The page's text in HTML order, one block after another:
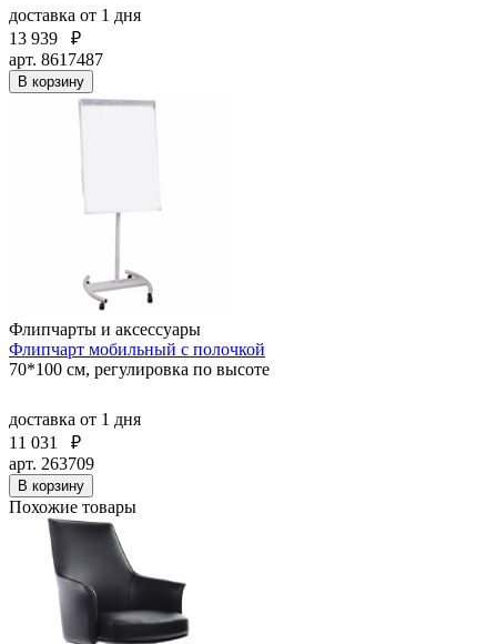
доставка от 1 дня
13 939
₽
арт. 8617487
В корзину
Флипчарты и аксессуары
Флипчарт мобильный с полочкой
70*100 см, регулировка по высоте
доставка от 1 дня
11 031
₽
арт. 263709
В корзину
Похожие товары